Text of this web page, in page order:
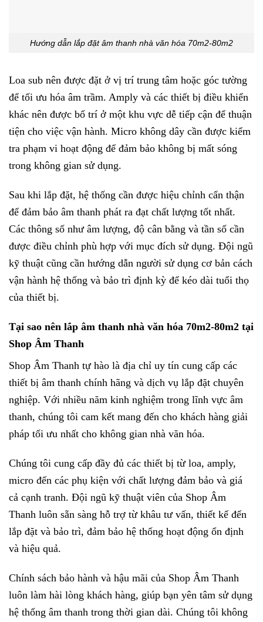
Hướng dẫn lắp đặt âm thanh nhà văn hóa 70m2-80m2
Loa sub nên được đặt ở vị trí trung tâm hoặc góc tường
để tối ưu hóa âm trầm. Amply và các thiết bị điều khiển
khác nên được bố trí ở một khu vực dễ tiếp cận để thuận
tiện cho việc vận hành. Micro không dây cần được kiểm
tra phạm vi hoạt động để đảm bảo không bị mất sóng
trong không gian sử dụng.
Sau khi lắp đặt, hệ thống cần được hiệu chỉnh cẩn thận
để đảm bảo âm thanh phát ra đạt chất lượng tốt nhất.
Các thông số như âm lượng, độ cân bằng và tần số cần
được điều chỉnh phù hợp với mục đích sử dụng. Đội ngũ
kỹ thuật cũng cần hướng dẫn người sử dụng cơ bản cách
vận hành hệ thống và bảo trì định kỳ để kéo dài tuổi thọ
của thiết bị.
Tại sao nên lắp âm thanh nhà văn hóa 70m2-80m2 tại
Shop Âm Thanh
Shop Âm Thanh tự hào là địa chỉ uy tín cung cấp các
thiết bị âm thanh chính hãng và dịch vụ lắp đặt chuyên
nghiệp. Với nhiều năm kinh nghiệm trong lĩnh vực âm
thanh, chúng tôi cam kết mang đến cho khách hàng giải
pháp tối ưu nhất cho không gian nhà văn hóa.
Chúng tôi cung cấp đầy đủ các thiết bị từ loa, amply,
micro đến các phụ kiện với chất lượng đảm bảo và giá
cả cạnh tranh. Đội ngũ kỹ thuật viên của Shop Âm
Thanh luôn sẵn sàng hỗ trợ từ khâu tư vấn, thiết kế đến
lắp đặt và bảo trì, đảm bảo hệ thống hoạt động ổn định
và hiệu quả.
Chính sách bảo hành và hậu mãi của Shop Âm Thanh
luôn làm hài lòng khách hàng, giúp bạn yên tâm sử dụng
hệ thống âm thanh trong thời gian dài. Chúng tôi không